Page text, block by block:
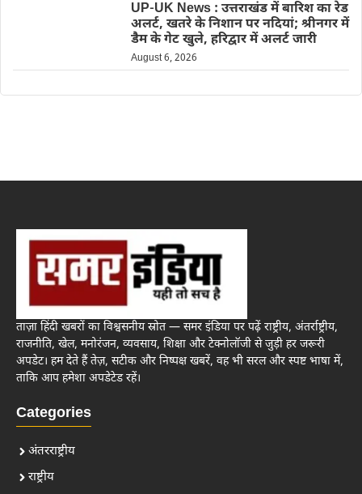
UP-UK News : उत्तराखंड में बारिश का रेड
अलर्ट, खतरे के निशान पर नदियां; श्रीनगर में
डैम के गेट खुले, हरिद्वार में अलर्ट जारी
August 6, 2026
ताज़ा हिंदी खबरों का विश्वसनीय स्रोत — समर इंडिया पर पढ़ें राष्ट्रीय, अंतर्राष्ट्रीय,
राजनीति, खेल, मनोरंजन, व्यवसाय, शिक्षा और टेक्नोलॉजी से जुड़ी हर जरूरी
अपडेट। हम देते हैं तेज़, सटीक और निष्पक्ष खबरें, वह भी सरल और स्पष्ट भाषा में,
ताकि आप हमेशा अपडेटेड रहें।
Categories
अंतरराष्ट्रीय
राष्ट्रीय